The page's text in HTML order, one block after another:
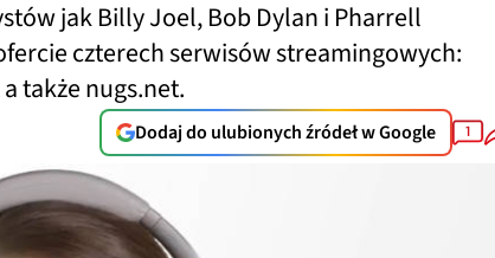
jak Billy Joel, Bob Dylan i Pharrell
czterech serwisów streamingowych:
także nugs.net.
Dodaj do ulubionych źródeł w Google 1